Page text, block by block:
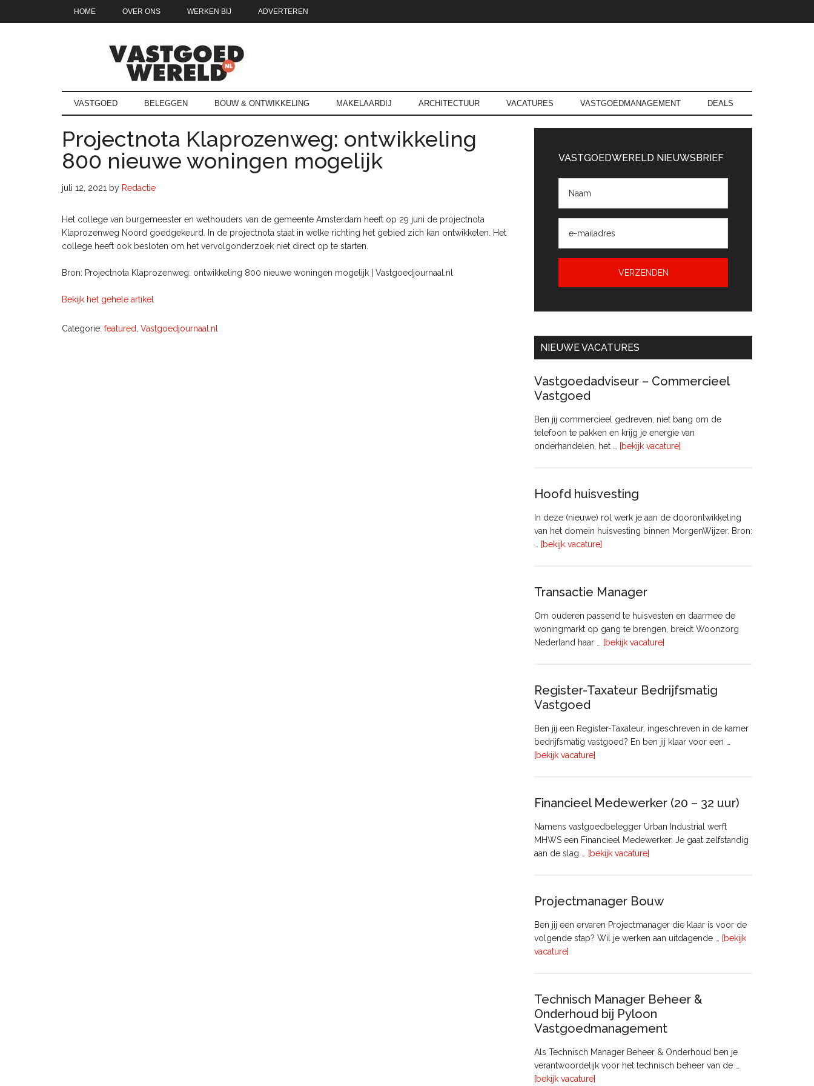
HOME OVER ONS WERKEN BIJ ADVERTEREN
Vastgoedwereld.nl
vastgoedwereld.nl
VASTGOED BELEGGEN BOUW & ONTWIKKELING MAKELAARDIJ ARCHITECTUUR VACATURES VASTGOEDMANAGEMENT DEALS
Projectnota Klaprozenweg: ontwikkeling
800 nieuwe woningen mogelijk
juli 12, 2021 by Redactie
Het college van burgemeester en wethouders van de gemeente Amsterdam heeft op 29 juni de projectnota
Klaprozenweg Noord goedgekeurd. In de projectnota staat in welke richting het gebied zich kan ontwikkelen. Het
college heeft ook besloten om het vervolgonderzoek niet direct op te starten.
Bron: Projectnota Klaprozenweg: ontwikkeling 800 nieuwe woningen mogelijk | Vastgoedjournaal.nl
Bekijk het gehele artikel
Categorie: featured Vastgoedjournaal.nl
Sidebar
VASTGOEDWERELD NIEUWSBRIEF
NIEUWE VACATURES
Vastgoedadviseur – Commercieel
Vastgoed
Ben jij commercieel gedreven, niet bang om de
telefoon te pakken en krijg je energie van
onderhandelen, het …
[bekijk vacature]
Hoofd huisvesting
In deze (nieuwe) rol werk je aan de doorontwikkeling
van het domein huisvesting binnen MorgenWijzer. Bron:
[bekijk vacature]
Transactie Manager
Om ouderen passend te huisvesten en daarmee de
woningmarkt op gang te brengen, breidt Woonzorg
Nederland haar …
[bekijk vacature]
Register-Taxateur Bedrijfsmatig
Vastgoed
Ben jij een Register-Taxateur, ingeschreven in de kamer
bedrijfsmatig vastgoed? En ben jij klaar voor een …
[bekijk vacature]
Financieel Medewerker (20 – 32 uur)
Namens vastgoedbelegger Urban Industrial werft
MHWS een Financieel Medewerker. Je gaat zelfstandig
aan de slag …
[bekijk vacature]
32
Projectmanager Bouw
Ben jij een ervaren Projectmanager die klaar is voor de
volgende stap? Wil je werken aan uitdagende …
[bekijk
vacature]
Technisch Manager Beheer &
Onderhoud bij Pyloon
Vastgoedmanagement
Als Technisch Manager Beheer & Onderhoud ben je
verantwoordelijk voor het technisch beheer van de …
[bekijk vacature]